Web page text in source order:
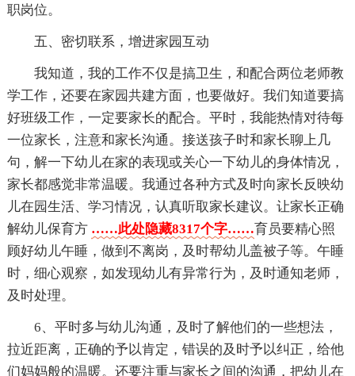
职岗位。
五、密切联系，增进家园互动
我知道，我的工作不仅是搞卫生，和配合两位老师教
学工作，还要在家园共建方面，也要做好。我们知道要搞
好班级工作，一定要家长的配合。平时，我能热情对待每
一位家长，注意和家长沟通。接送孩子时和家长聊上几
句，解一下幼儿在家的表现或关心一下幼儿的身体情况，
家长都感觉非常温暖。我通过各种方式及时向家长反映幼
儿在园生活、学习情况，认真听取家长建议。让家长正确
解幼儿保育方 ……此处隐藏8317个字……育员要精心照
顾好幼儿午睡，做到不离岗，及时帮幼儿盖被子等。午睡
时，细心观察，如发现幼儿有异常行为，及时通知老师，
及时处理。
6、平时多与幼儿沟通，及时了解他们的一些想法，
拉近距离，正确的予以肯定，错误的及时予以纠正，给他
们妈妈般的温暖。还要注重与家长之间的沟通，把幼儿在